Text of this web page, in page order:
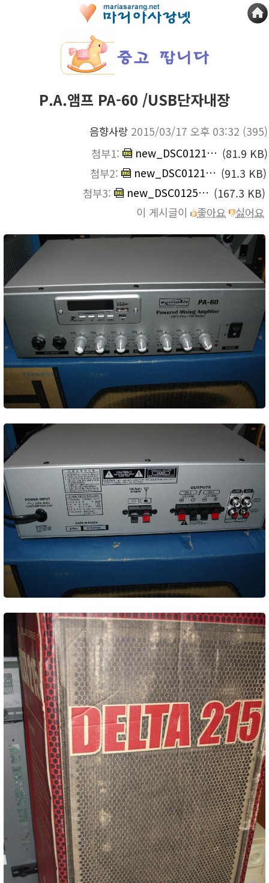
P.A.앰프 PA-60 /USB단자내장
음향사랑 2015/03/17 오후 03:32 (395)
첨부1:
new_DSC01213.jpg (81.9 KB)
첨부2:
new_DSC01214.jpg (91.3 KB)
첨부3:
new_DSC01250.jpg (167.3 KB)
이 게시글이
좋아요 싫어요